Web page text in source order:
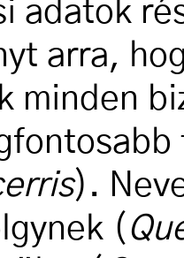
adatok
arra,
minden
).
(